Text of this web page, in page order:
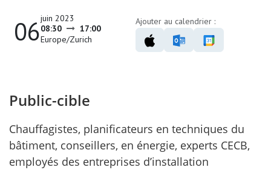
06juin 2023
08:30
17:00
Europe/Zurich
Ajouter au calendrier :
Public-cible
Chauffagistes, planificateurs en techniques du
bâtiment, conseillers, en énergie, experts CECB,
employés des entreprises d’installation